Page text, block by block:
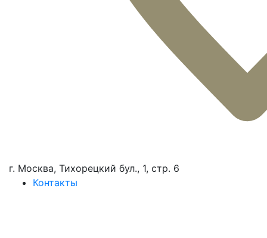
г. Москва, Тихорецкий бул., 1, стр. 6
Контакты